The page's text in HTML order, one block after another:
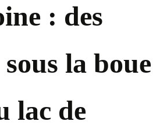
: des
la boue
lac de